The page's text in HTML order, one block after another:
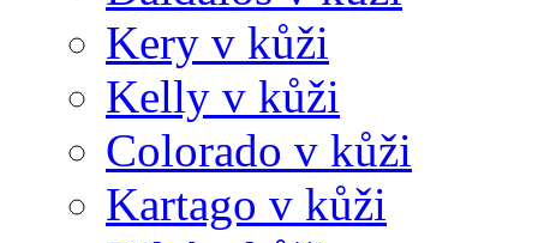
Kery v kůži
Kelly v kůži
Colorado v kůži
Kartago v kůži